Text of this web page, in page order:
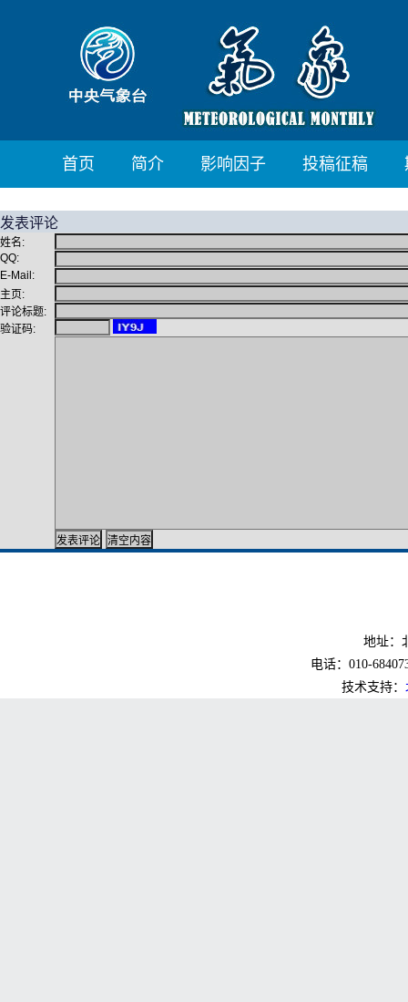
首页 简介 影响因子 投稿征稿
发表评论
姓名:
QQ:
E-Mail:
主页:
评论标题:
验证码:
地址：
电话：010-
技术支持：